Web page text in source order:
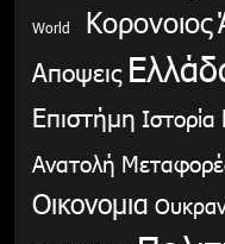
World Κορονοιος
Αποψεις
Επιστήμη Ιστορία
Ανατολή
Οικονομια